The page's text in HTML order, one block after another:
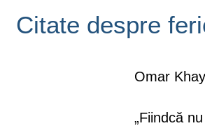
Citate despre
Omar
„Fiindcă